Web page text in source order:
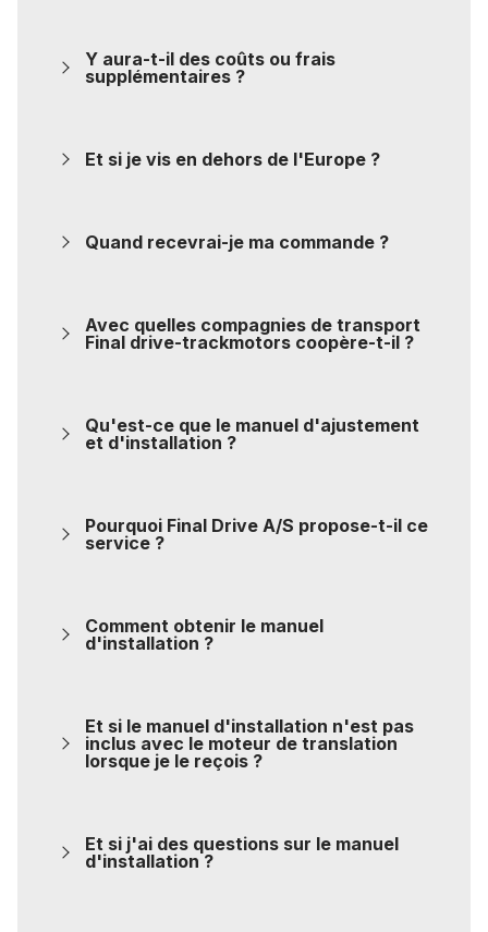
Y aura-t-il des coûts ou frais
supplémentaires ?
Et si je vis en dehors de l'Europe ?
Quand recevrai-je ma commande ?
Avec quelles compagnies de transport
Final drive-trackmotors coopère-t-il ?
Qu'est-ce que le manuel d'ajustement
et d'installation ?
Pourquoi Final Drive A/S propose-t-il ce
service ?
Comment obtenir le manuel
d'installation ?
Et si le manuel d'installation n'est pas
inclus avec le moteur de translation
lorsque je le reçois ?
Et si j'ai des questions sur le manuel
d'installation ?